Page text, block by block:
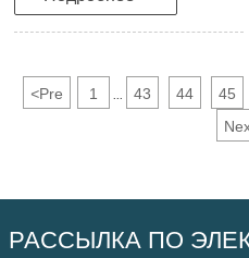
<Pre 1 43 44 45
РАССЫЛКА ПО